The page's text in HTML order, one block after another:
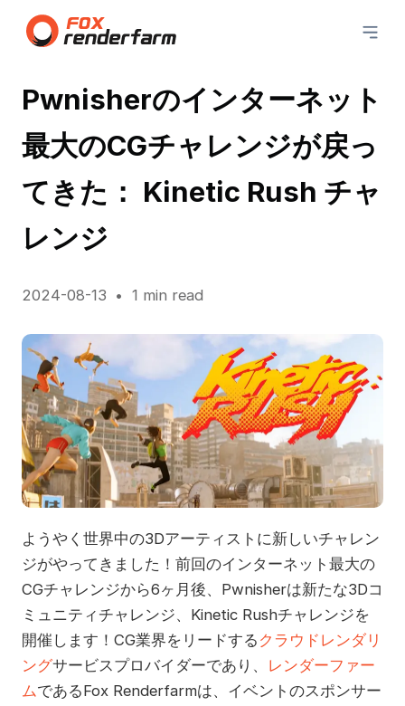
Pwnisherのインターネット
最大のCGチャレンジが戻っ
てきた： Kinetic Rush チャ
レンジ
2024-08-13 1 min read
ようやく世界中の3Dアーティストに新しいチャレン
ジがやってきました！前回のインターネット最大の
CGチャレンジから6ヶ月後、Pwnisherは新たな3Dコ
ミュニティチャレンジ、Kinetic Rushチャレンジを
開催します！CG業界をリードする クラウドレンダリ
ングサービスプロバイダーであり、
レンダーファー
ムであるFox Renderfarmは、イベントのスポンサー